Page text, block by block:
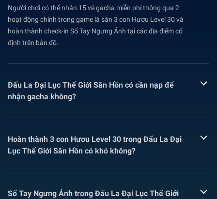
Người chơi có thể nhận 15 vé gacha miễn phí thông qua 2
hoạt động chính trong game là săn 3 con Hươu Level 30 và
hoàn thành check-in Sổ Tay Ngưng Ảnh tại các địa điểm cố
định trên bản đồ.
Đấu La Đại Lục Thế Giới Săn Hồn có cần nạp để
nhận gacha không?
Hoàn thành 3 con Hươu Level 30 trong Đấu La Đại
Lục Thế Giới Săn Hồn có khó không?
Sổ Tay Ngưng Ảnh trong Đấu La Đại Lục Thế Giới